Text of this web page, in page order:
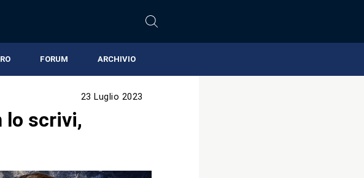
FORUM ARCHIVIO
23 Luglio 2023
lo scrivi,